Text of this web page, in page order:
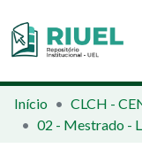
Orientações e
Comunidades e
Início
02 - Mestrado -